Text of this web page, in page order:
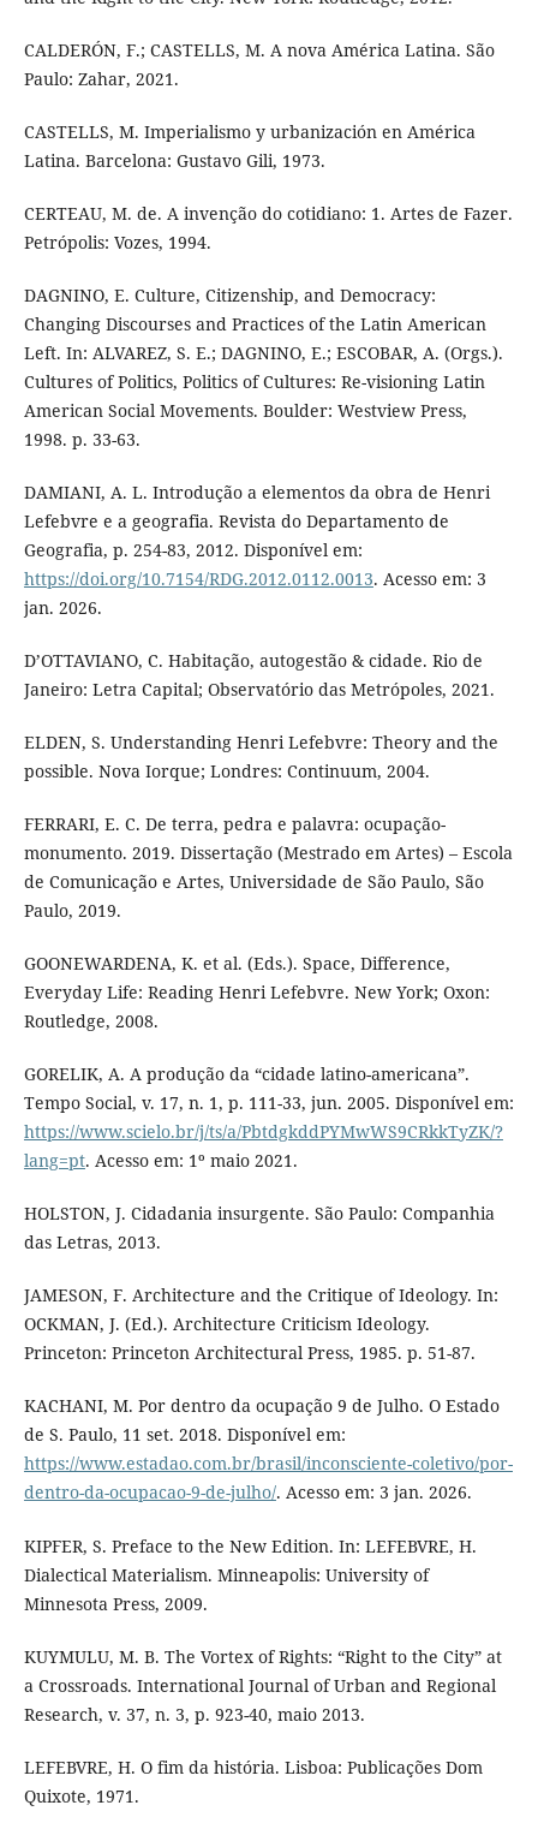
CALDERÓN, F.; CASTELLS, M. A nova América Latina. São
Paulo: Zahar, 2021.
CASTELLS, M. Imperialismo y urbanización en América
Latina. Barcelona: Gustavo Gili, 1973.
CERTEAU, M. de. A invenção do cotidiano: 1. Artes de Fazer.
Petrópolis: Vozes, 1994.
DAGNINO, E. Culture, Citizenship, and Democracy:
Changing Discourses and Practices of the Latin American
Left. In: ALVAREZ, S. E.; DAGNINO, E.; ESCOBAR, A. (Orgs.).
Cultures of Politics, Politics of Cultures: Re-visioning Latin
American Social Movements. Boulder: Westview Press,
1998. p. 33-63.
DAMIANI, A. L. Introdução a elementos da obra de Henri
Lefebvre e a geografia. Revista do Departamento de
Geografia, p. 254-83, 2012. Disponível em:
https://doi.org/10.7154/RDG.2012.0112.0013. Acesso em: 3
jan. 2026.
D’OTTAVIANO, C. Habitação, autogestão & cidade. Rio de
Janeiro: Letra Capital; Observatório das Metrópoles, 2021.
ELDEN, S. Understanding Henri Lefebvre: Theory and the
possible. Nova Iorque; Londres: Continuum, 2004.
FERRARI, E. C. De terra, pedra e palavra: ocupação-
monumento. 2019. Dissertação (Mestrado em Artes) – Escola
de Comunicação e Artes, Universidade de São Paulo, São
Paulo, 2019.
GOONEWARDENA, K. et al. (Eds.). Space, Difference,
Everyday Life: Reading Henri Lefebvre. New York; Oxon:
Routledge, 2008.
GORELIK, A. A produção da “cidade latino-americana”.
Tempo Social, v. 17, n. 1, p. 111-33, jun. 2005. Disponível em:
https://www.scielo.br/j/ts/a/PbtdgkddPYMwWS9CRkkTyZK/?
lang=pt. Acesso em: 1º maio 2021.
HOLSTON, J. Cidadania insurgente. São Paulo: Companhia
das Letras, 2013.
JAMESON, F. Architecture and the Critique of Ideology. In:
OCKMAN, J. (Ed.). Architecture Criticism Ideology.
Princeton: Princeton Architectural Press, 1985. p. 51-87.
KACHANI, M. Por dentro da ocupação 9 de Julho. O Estado
de S. Paulo, 11 set. 2018. Disponível em:
https://www.estadao.com.br/brasil/inconsciente-coletivo/por-
dentro-da-ocupacao-9-de-julho/. Acesso em: 3 jan. 2026.
KIPFER, S. Preface to the New Edition. In: LEFEBVRE, H.
Dialectical Materialism. Minneapolis: University of
Minnesota Press, 2009.
KUYMULU, M. B. The Vortex of Rights: “Right to the City” at
a Crossroads. International Journal of Urban and Regional
Research, v. 37, n. 3, p. 923-40, maio 2013.
LEFEBVRE, H. O fim da história. Lisboa: Publicações Dom
Quixote, 1971.